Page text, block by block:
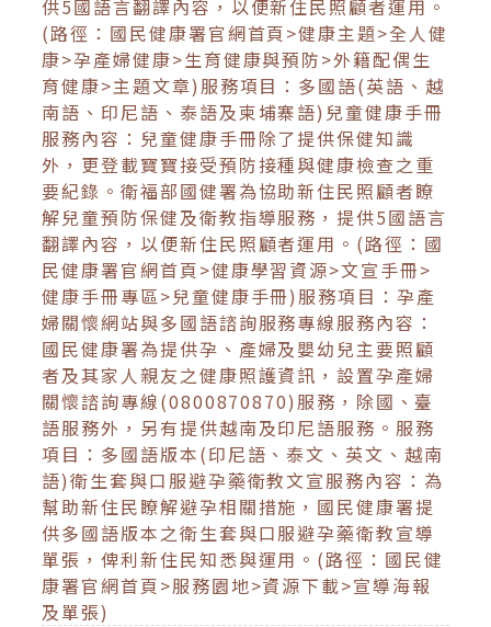
供5國語言翻譯內容，以便新住民照顧者運用。
(路徑：國民健康署官網首頁>健康主題>全人健
康>孕產婦健康>生育健康與預防>外籍配偶生
育健康>主題文章)服務項目：多國語(英語、越
南語、印尼語、泰語及柬埔寨語)兒童健康手冊
服務內容：兒童健康手冊除了提供保健知識
外，更登載寶寶接受預防接種與健康檢查之重
要紀錄。衛福部國健署為協助新住民照顧者瞭
解兒童預防保健及衛教指導服務，提供5國語言
翻譯內容，以便新住民照顧者運用。(路徑：國
民健康署官網首頁>健康學習資源>文宣手冊>
健康手冊專區>兒童健康手冊)服務項目：孕產
婦關懷網站與多國語諮詢服務專線服務內容：
國民健康署為提供孕、產婦及嬰幼兒主要照顧
者及其家人親友之健康照護資訊，設置孕產婦
關懷諮詢專線(0800870870)服務，除國、臺
語服務外，另有提供越南及印尼語服務。服務
項目：多國語版本(印尼語、泰文、英文、越南
語)衛生套與口服避孕藥衛教文宣服務內容：為
幫助新住民瞭解避孕相關措施，國民健康署提
供多國語版本之衛生套與口服避孕藥衛教宣導
單張，俾利新住民知悉與運用。(路徑：國民健
康署官網首頁>服務園地>資源下載>宣導海報
及單張)